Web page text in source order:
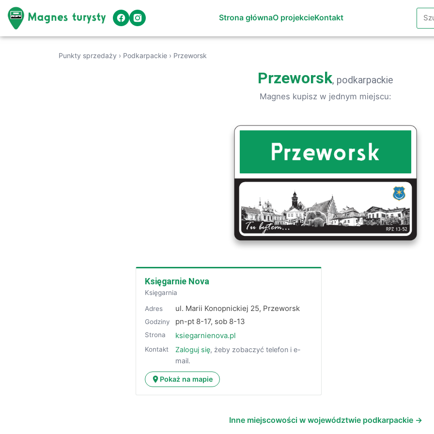
Strona głównaO projekcieKontakt
Punkty sprzedaży › Podkarpackie › Przeworsk
Przeworsk, podkarpackie
Magnes kupisz w jednym miejscu:
Księgarnie Nova
Księgarnia
Adres ul. Marii Konopnickiej 25, Przeworsk
Godziny pn-pt 8-17, sob 8-13
Strona ksiegarnienova.pl
Kontakt Zaloguj się, żeby zobaczyć telefon i e-
mail.
Pokaż na mapie
Inne miejscowości w województwie podkarpackie →